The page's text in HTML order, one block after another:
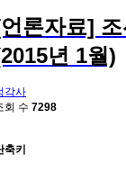
론자료]
년 1월)
각사
회 수 7298
축키